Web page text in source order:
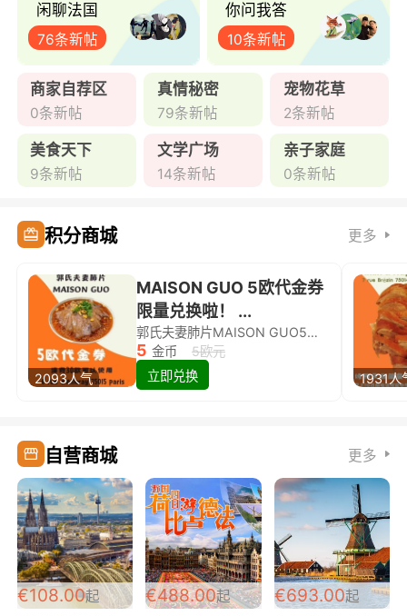
闲聊法国
76条新帖
你问我答
10条新帖
商家自荐区
0条新帖
真情秘密
79条新帖
宠物花草
2条新帖
美食天下
9条新帖
文学广场
14条新帖
亲子家庭
0条新帖
积分商城 更多
2093人气
MAISON GUO 5欧代金券
限量兑换啦！ ...
郭氏夫妻肺片MAISON GUO5欧代金券限量兑换啦！
5 金币
5欧元
立即兑换
1931人
自营商城 更多
€108.00起 €488.00起 €693.00起